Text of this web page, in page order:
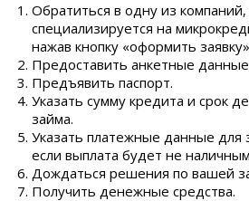
Обратиться в одну из компаний,
специализируется на
нажав кнопку «оформить
Предоставить анкетные
Предъявить паспорт.
Указать сумму кредита и срок
займа.
Указать платежные данные для
если выплата будет не
Дождаться решения по вашей
Получить денежные средства.